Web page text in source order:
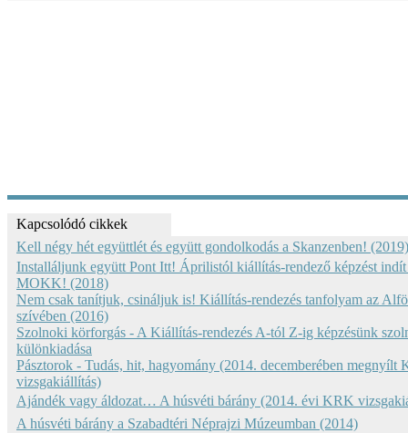
Kapcsolódó cikkek
Kell négy hét együttlét és együtt gondolkodás a Skanzenben! (2019)
Installáljunk együtt Pont Itt! Áprilistól kiállítás-rendező képzést indít
MOKK! (2018)
Nem csak tanítjuk, csináljuk is! Kiállítás-rendezés tanfolyam az
szívében (2016)
Szolnoki körforgás - A Kiállítás-rendezés A-tól Z-ig képzésünk
különkiadása
Pásztorok - Tudás, hit, hagyomány (2014. decemberében megnyílt
vizsgakiállítás)
Ajándék vagy áldozat… A húsvéti bárány (2014. évi KRK
A húsvéti bárány a Szabadtéri Néprajzi Múzeumban (2014)